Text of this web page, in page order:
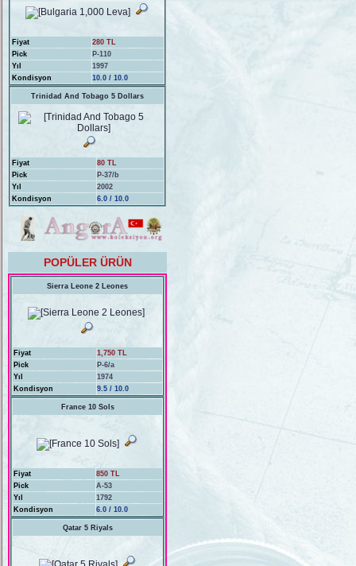
Fiyat
280 TL
Pick
P-110
Yıl
1997
Kondisyon
10.0 / 10.0
Trinidad And Tobago 5 Dollars
Fiyat
80 TL
Pick
P-37/b
Yıl
2002
Kondisyon
6.0 / 10.0
POPÜLER ÜRÜN
Sierra Leone 2 Leones
Fiyat
1,750 TL
Pick
P-6/a
Yıl
1974
Kondisyon
9.5 / 10.0
France 10 Sols
Fiyat
850 TL
Pick
A-53
Yıl
1792
Kondisyon
6.0 / 10.0
Qatar 5 Riyals